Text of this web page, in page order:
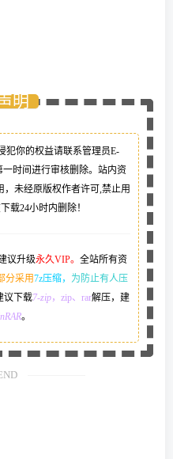
明
犯你的权益请联系管理员E-
一时间进行审核删除。站内资
未经原版权作者许可,禁止用
载24小时内删除！
议升级永久VIP。 全站所有资
分采用7z压缩，
为防止有人压
议下载7-zip，zip、rar解压，建
。